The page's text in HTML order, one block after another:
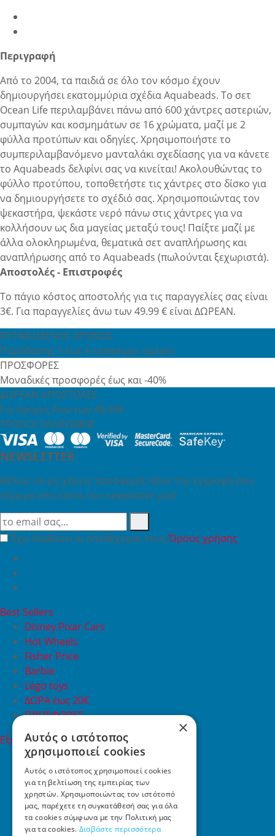
Περιγραφή
Από το 2004, τα παιδιά σε όλο τον κόσμο έχουν
δημιουργήσει εκατομμύρια σχέδια Aquabeads. Το σετ
Ocean Life περιλαμβάνει πάνω από 600 χάντρες αστεριών,
συμπαγών και κοσμημάτων σε 16 χρώματα, μαζί με 2
φύλλα προτύπων και οδηγίες. Χρησιμοποιήστε το
συμπεριλαμβανόμενο μανταλάκι σχεδίασης για να κάνετε
το Aquabeads δελφίνι σας να κινείται! Ακολουθώντας το
φύλλο προτύπου, τοποθετήστε τις χάντρες στο δίσκο για
να δημιουργήσετε το σχέδιό σας. Χρησιμοποιώντας τον
ψεκαστήρα, ψεκάστε νερό πάνω στις χάντρες για να
κολλήσουν ως δια μαγείας μεταξύ τους! Παίξτε μαζί με
άλλα ολοκληρωμένα, θεματικά σετ αναπλήρωσης και
αναπλήρωσης από το Aquabeads (πωλούνται ξεχωριστά).
Αποστολές - Επιστροφές
Το πάγιο κόστος αποστολής για τις παραγγελίες σας είναι
3€. Για παραγγελίες άνω των 49.99 € είναι ΔΩΡΕΑΝ.
ΕΚΤΙΜΩΜΕΝΟΣ ΧΡΟΝΟΣ
Παράδοσης 3 έως 6 εργάσιμες ημέρες
ΠΡΟΣΦΟΡΕΣ
Μοναδικές προσφορές έως και -40%
ΔΩΡΕΑΝ ΑΠΟΣΤΟΛΕΣ
Για Αγορές Άνω των 49,99€
ΤΡΟΠΟΙ ΠΛΗΡΩΜΗΣ
NEWSLETTER
Θέλεις να μη χάνεις προσφορά; Κάνε την εγγραφή σου
σήμερα στη λίστα του newsletter μας!
Έχω διαβάσει κι αποδέχομαι τουςΌρους χρήσης
Best Sellers
Disney Pixar Cars
Hot Wheels
Fisher Price
Barbie
Lego toys
ΔΩΡΑ έως 20€
ΠΡΟΣΦΟΡΕΣ
Εξυπηρέτηση Πελατών
Εξυπηρέτηση πελατών
Συχνές ερωτήσεις
Όροι χρήσης
Τρόποι Πληρωμής
Επιστροφές
Επικοινωνία
×
Αυτός ο ιστότοπος
χρησιμοποιεί cookies
Αυτός ο ιστότοπος χρησιμοποιεί cookies
για τη βελτίωση της εμπειρίας των
χρηστών. Χρησιμοποιώντας τον ιστότοπό
μας, παρέχετε τη συγκατάθεσή σας για όλα
τα cookies σύμφωνα με την Πολιτική μας
για τα cookies. Διαβάστε περισσότερα